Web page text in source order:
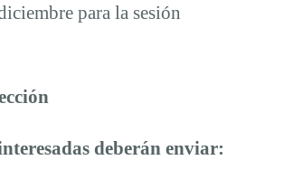
para la sesión
deberán enviar: